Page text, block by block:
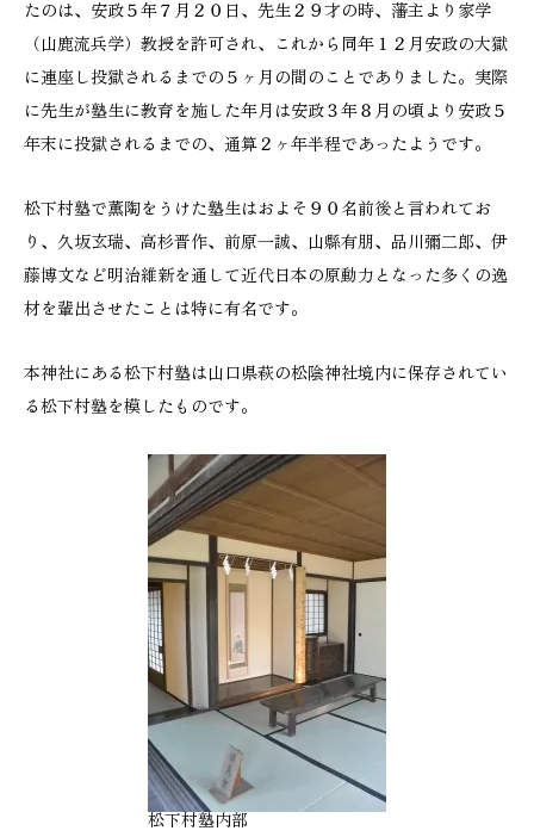
たのは、安政５年７月２０日、先生２９才の時、藩主より家学
（山鹿流兵学）教授を許可され、これから同年１２月安政の大獄
に連座し投獄されるまでの５ヶ月の間のことでありました。実際
に先生が塾生に教育を施した年月は安政３年８月の頃より安政５
年末に投獄されるまでの、通算２ヶ年半程であったようです。
松下村塾で薫陶をうけた塾生はおよそ９０名前後と言われてお
り、久坂玄瑞、高杉晋作、前原一誠、山縣有朋、品川彌二郎、伊
藤博文など明治維新を通して近代日本の原動力となった多くの逸
材を輩出させたことは特に有名です。
本神社にある松下村塾は山口県萩の松陰神社境内に保存されてい
る松下村塾を模したものです。
松下村塾内部